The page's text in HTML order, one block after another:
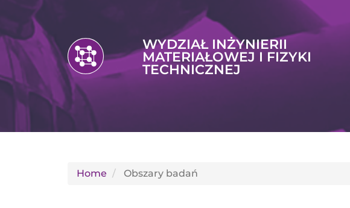
WYDZIAŁ INŻYNIERII
MATERIAŁOWEJ I FIZYKI
TECHNICZNEJ
Home Obszary badań